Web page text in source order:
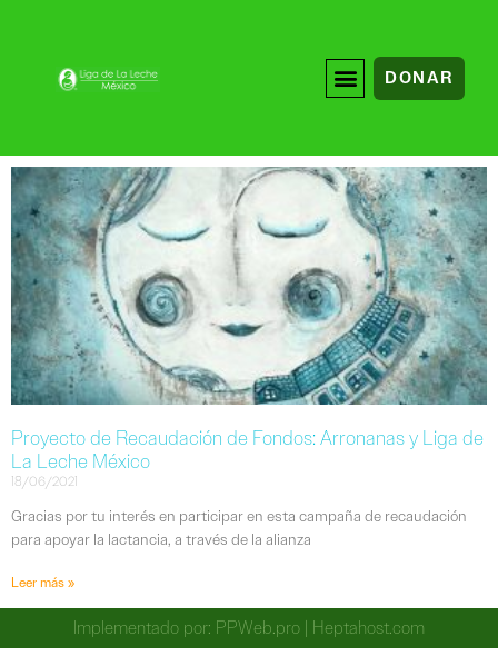
DONAR
Proyecto de Recaudación de Fondos: Arronanas y Liga de
La Leche México
18/06/2021
Gracias por tu interés en participar en esta campaña de recaudación
para apoyar la lactancia, a través de la alianza
Leer más »
Implementado por: PPWeb.pro | Heptahost.com